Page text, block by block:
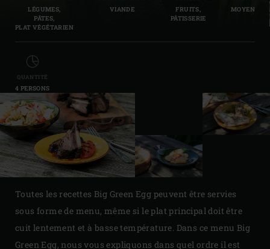
LÉGUMES,
PÂTES,
PLAT VÉGÉTARIEN
VIANDE
FRUITS,
PÂTISSERIE
MOYEN
QUANTITÉ
4 PERSONS
Toutes les recettes Big Green Egg peuvent être servies
sous forme de menu, même si le plat principal doit être
cuit lentement et à basse température. Dans ce menu Big
Green Egg, nous vous expliquons dans quel ordre il est